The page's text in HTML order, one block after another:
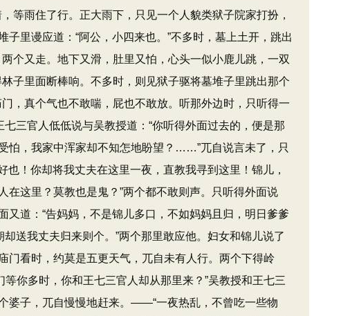
雨住了行。正大雨下，只见一个人貌类狱子院家打扮，
里谩应道：​“阿公，小四来也。​”不多时，墓上土开，跳出
个又走。地下又滑，肚里又怕，心头一似小鹿儿跳，一双
子里面断棒响。不多时，则见狱子驱将墓堆子里跳出那个
，真个气也不敢喘，屁也不敢放。听那外边时，只听得一
三官人低低说与吴教授道：​“你听得外面过去的，便是那
怕，我家中浑家却不知怎地盼望？……”兀自说言未了，只
也！你却将我丈夫在这里一夜，直教我寻到这里！锦儿，
在这里？莫教也是鬼？​”两个都不敢则声。只听得外面说
又道：​“告妈妈，不是锦儿多口，不如妈妈且归，明日爹爹
送我丈夫归来则个。​”两个那里敢应他。妇女和锦儿说了
门看时，约莫是五更天气，兀自未有人行。两个下得岭
你多时，你和王七三官人却从那里来？​”吴教授和王七三
婆子，兀自慢慢地赶来。——“一夜热乱，不曾吃一些物